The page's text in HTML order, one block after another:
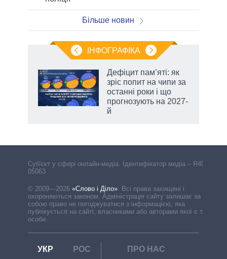
Більше новин
ІНФОГРАФІКА
Дефіцит пам’яті: як
зріс попит на чипи за
останні роки і що
прогнозують на 2027-
й
Cуб'єкт у сфері онлайн-медіа. Ідентифікатор медіа – R40-
05063
© 2009—2026 «Слово і Діло»
Всі права захищені і
охороняються законом. Адміністрація сайту залишає за
собою право не погоджуватися з інформацією, яка
публікується на сайті, власниками або авторами якої є треті
особи.
УКР РОС
ПРО НАС